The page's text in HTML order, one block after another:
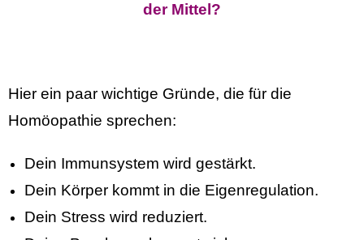
der Mittel?
Hier ein paar wichtige Gründe, die für die
Homöopathie sprechen:
Dein Immunsystem wird gestärkt.
Dein Körper kommt in die Eigenregulation.
Dein Stress wird reduziert.